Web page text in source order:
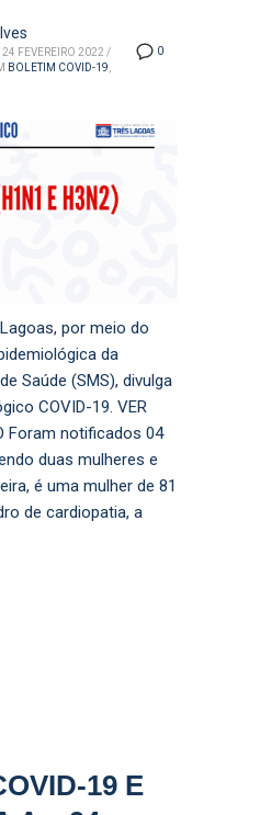
0
FEVEREIRO 2022 /
BOLETIM COVID-19,
por meio do
da
Saúde (SMS), divulga
COVID-19. VER
Foram notificados 04
duas mulheres e
é uma mulher de 81
de cardiopatia, a
19 E